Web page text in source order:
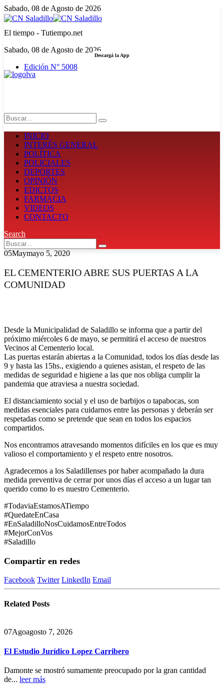
Sabado, 08 de Agosto de 2026
El tiempo - Tutiempo.net
Sabado, 08 de Agosto de 2026
Edición N° 5008
Descargá la App
INICIO
INTERÉS GENERAL
POLÍTICA
POLICIALES
DEPORTES
OPINIÓN
EDICTOS
FARMACIA
VIDEOS
CONTACTO
Search
05Maymayo 5, 2020
EL CEMENTERIO ABRE SUS PUERTAS A LA
COMUNIDAD
Desde la Municipalidad de Saladillo se informa que a partir del
próximo miércoles 6 de mayo, se permitirá el acceso de nuestros
Vecinos al Cementerio local.
Las puertas estarán abiertas a la Comunidad, todos los días desde las
9 y hasta las 15hs., exigiendo a quienes asistan, el respeto de las
medidas de seguridad e higiene a las que nos obliga cumplir la
pandemia que atraviesa a nuestra sociedad.
El distanciamiento social y el uso de barbijos o tapabocas, son
medidas esenciales para cuidarnos entre las personas y deberán ser
respetadas como se pretende que sean en todos los espacios
compartidos.
Nos encontramos atravesando momentos difíciles en los que es muy
valioso el comportamiento y el respeto entre nosotros.
Agradecemos a los Saladillenses por haber acompañado la dura
medida preventiva de cerrar por unos días el acceso a un lugar tan
querido como lo es nuestro Cementerio.
#TodaviaEstamosATiempo
#QuedateEnCasa
#EnSaladilloNosCuidamosEntreTodos
#MejorConVos
#Saladillo
Compartir en redes
Facebook Twitter LinkedIn Email
Related Posts
07Agoagosto 7, 2026
El Estudio Jurídico Lopez Carribero
Damonte se mostró sumamente preocupado por la gran cantidad
de... leer más